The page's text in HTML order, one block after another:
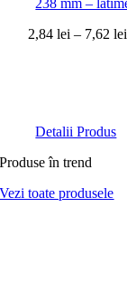
238 mm –
2,84lei – 7,62lei
Detalii Produs
Produse în trend
Vezi toate produsele